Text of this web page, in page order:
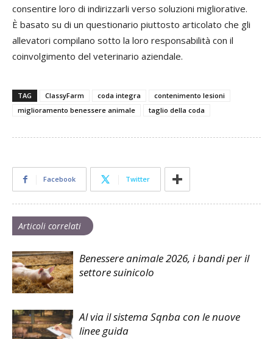
consentire loro di indirizzarli verso soluzioni migliorative.
È basato su di un questionario piuttosto articolato che gli
allevatori compilano sotto la loro responsabilità con il
coinvolgimento del veterinario aziendale.
TAG ClassyFarm coda integra
contenimento lesioni
miglioramento benessere animale
taglio della coda
Facebook Twitter
Articoli correlati
Benessere animale 2026, i bandi per il
settore suinicolo
Al via il sistema Sqnba con le nuove
linee guida